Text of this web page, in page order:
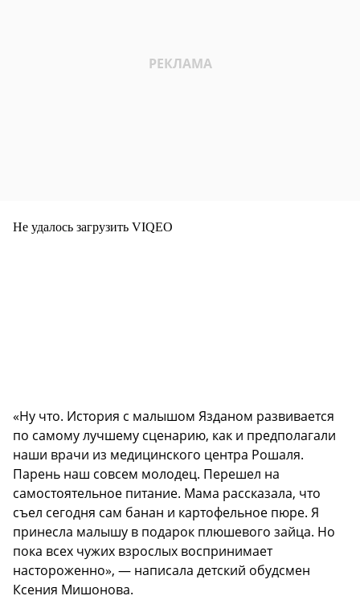
Не удалось загрузить VIQEO
«Ну что. История с малышом Язданом развивается
по самому лучшему сценарию, как и предполагали
наши врачи из медицинского центра Рошаля.
Парень наш совсем молодец. Перешел на
самостоятельное питание. Мама рассказала, что
съел сегодня сам банан и картофельное пюре. Я
принесла малышу в подарок плюшевого зайца. Но
пока всех чужих взрослых воспринимает
настороженно», — написала детский обудсмен
Ксения Мишонова.